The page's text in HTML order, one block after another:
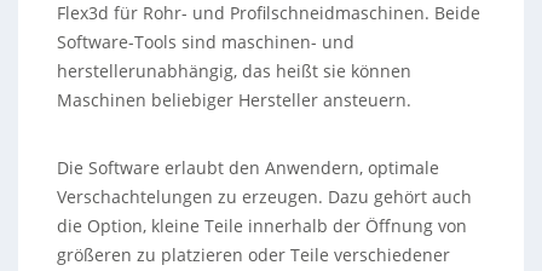
Flex3d für Rohr- und Profilschneidmaschinen. Beide
Software-Tools sind maschinen- und
herstellerunabhängig, das heißt sie können
Maschinen beliebiger Hersteller ansteuern.
Die Software erlaubt den Anwendern, optimale
Verschachtelungen zu erzeugen. Dazu gehört auch
die Option, kleine Teile innerhalb der Öffnung von
größeren zu platzieren oder Teile verschiedener